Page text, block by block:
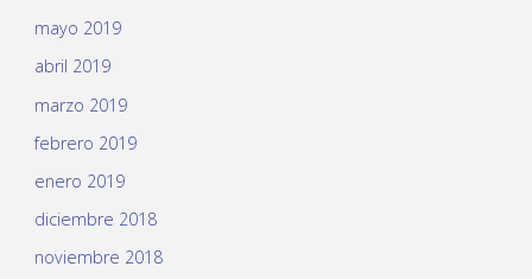
mayo 2019
abril 2019
marzo 2019
febrero 2019
enero 2019
diciembre 2018
noviembre 2018